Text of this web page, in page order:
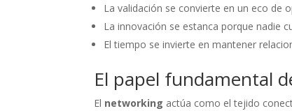
La validación se convierte en un eco de
La innovación se estanca porque nadie
El tiempo se invierte en mantener
El papel fundamental
El networking actúa como el tejido